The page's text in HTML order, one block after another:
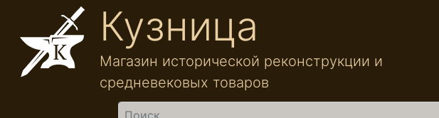
Перейти к основному содержанию
Кузница
Магазин исторической реконструкции и
средневековых товаров
Найти